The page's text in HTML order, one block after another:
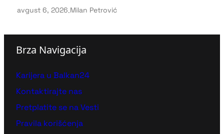
avgust 6, 2026.Milan Petrović
Brza Navigacija
Karijera u Balkan24
Kontaktirajte nas
Pretplatite se na Vesti
Pravila korišćenja